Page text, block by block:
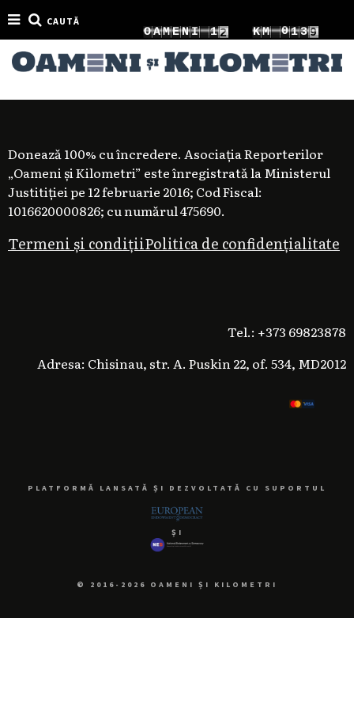
CAUTĂ
OAMENI
2
12
3
KM
0
12
14
5
0
1
Donează 100% cu încredere. Asociația Reporterilor
„Oameni și Kilometri” este înregistrată la Ministerul
Justitiției pe 12 februarie 2016; Cod Fiscal:
1016620000826; cu numărul 475690.
Termeni și condițiiPolitica de confidențialitate
Tel.: +373 69823878
Adresa: Chisinau, str. A. Puskin 22, of. 534, MD2012
PLATFORMĂ LANSATĂ ȘI DEZVOLTATĂ CU SUPORTUL
ȘI
© 2016-2026 OAMENI ȘI KILOMETRI